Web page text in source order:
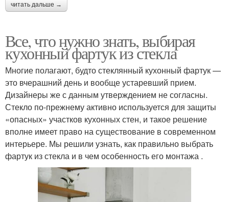
читать дальше →
Все, что нужно знать, выбирая
кухонный фартук из стекла
Многие полагают, будто стеклянный кухонный фартук —
это вчерашний день и вообще устаревший прием.
Дизайнеры же с данным утверждением не согласны.
Стекло по-прежнему активно используется для защиты
«опасных» участков кухонных стен, и такое решение
вполне имеет право на существование в современном
интерьере. Мы решили узнать, как правильно выбрать
фартук из стекла и в чем особенность его монтажа .